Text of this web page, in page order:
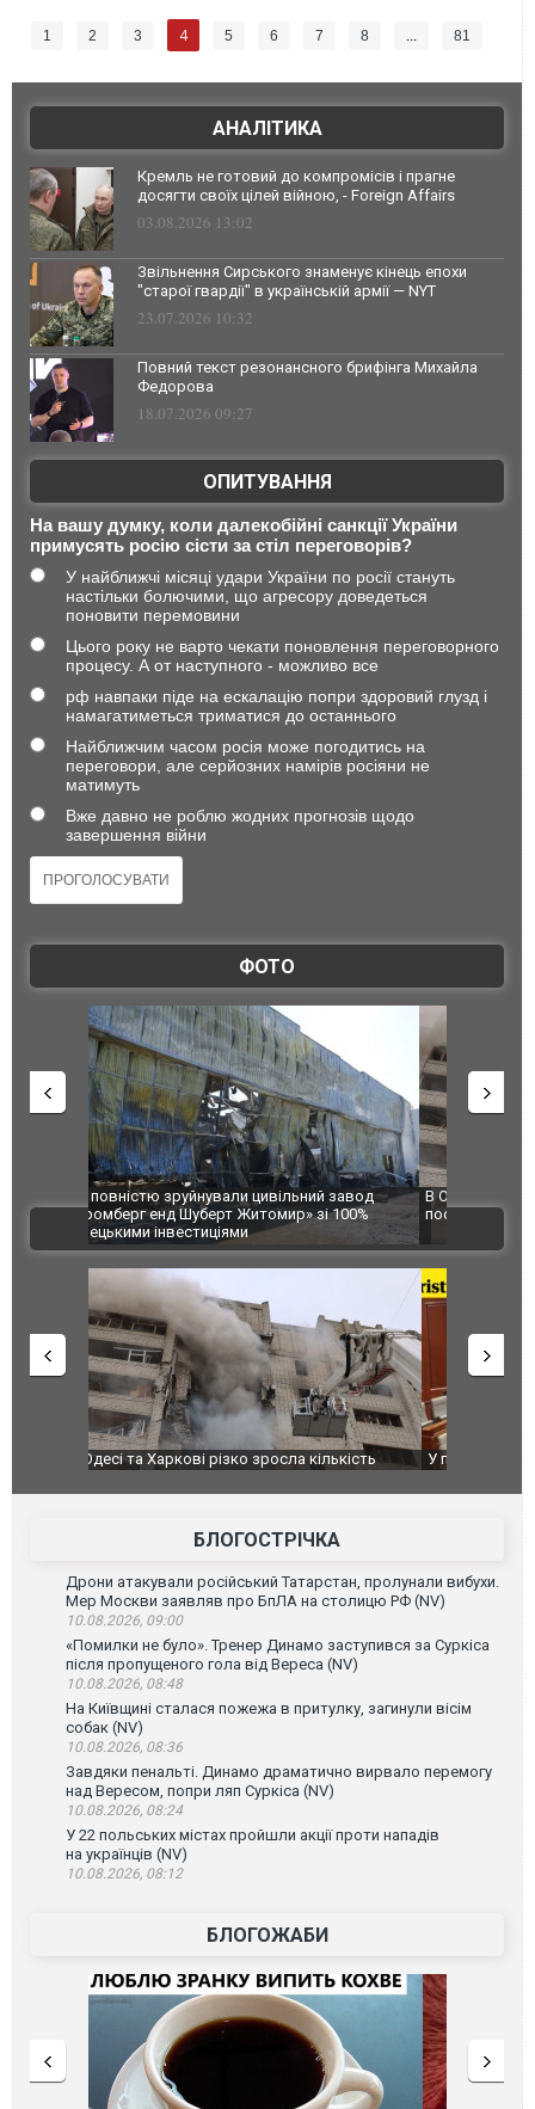
1 2 3 4 5 6 7 8 ... 81
АНАЛІТИКА
Кремль не готовий до компромісів і прагне
досягти своїх цілей війною, - Foreign Affairs
03.08.2026 13:02
Звільнення Сирського знаменує кінець епохи
"старої гвардії" в українській армії — NYT
23.07.2026 10:32
Повний текст резонансного брифінга Михайла
Федорова
18.07.2026 09:27
ОПИТУВАННЯ
На вашу думку, коли далекобійні санкції України
примусять росію сісти за стіл переговорів?
У найближчі місяці удари України по росії стануть
настільки болючими, що агресору доведеться
поновити перемовини
Цього року не варто чекати поновлення переговорного
процесу. А от наступного - можливо все
рф навпаки піде на ескалацію попри здоровий глузд і
намагатиметься триматися до останнього
Найближчим часом росія може погодитись на
переговори, але серйозних намірів росіяни не
матимуть
Вже давно не роблю жодних прогнозів щодо
завершення війни
ФОТО
В Одесі та Харкові різко зросла кількість
постраждалих від обстрілу РФ
Ворог
двоє
після
ВІДЕО
У парламенті Косово прем'єра закидали яйцями
Приїхав
до
зіркового
БЛОГОСТРІЧКА
Дрони атакували російський Татарстан, пролунали вибухи.
Мер Москви заявляв про БпЛА на столицю РФ (NV)
10.08.2026, 09:00
«Помилки не було». Тренер Динамо заступився за Суркіса
після пропущеного гола від Вереса (NV)
10.08.2026, 08:48
На Київщині сталася пожежа в притулку, загинули вісім
собак (NV)
10.08.2026, 08:36
Завдяки пенальті. Динамо драматично вирвало перемогу
над Вересом, попри ляп Суркіса (NV)
10.08.2026, 08:24
У 22 польських містах пройшли акції проти нападів
на українців (NV)
10.08.2026, 08:12
БЛОГОЖАБИ